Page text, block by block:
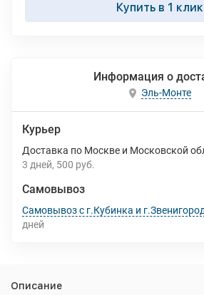
Купить в 1 клик
Информация о
Эль-Монте
Курьер
Доставка по Москве и Московской
3 дней 500 руб.
Самовывоз
Самовывоз с г.Кубинка и г.Звенигород
дней
Описание